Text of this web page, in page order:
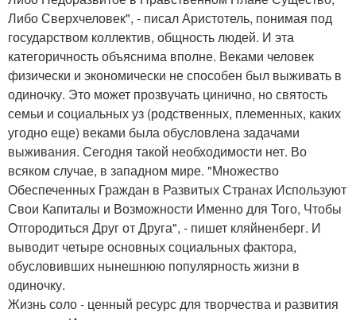
Либо Сверхчеловек", - писал Аристотель, понимая под
государством коллектив, общность людей. И эта
категоричность объяснима вполне. Веками человек
физически и экономически не способен был выживать в
одиночку. Это может прозвучать цинично, но святость
семьи и социальных уз (родственных, племенных, каких
угодно еще) веками была обусловлена задачами
выживания. Сегодня такой необходимости нет. Во
всяком случае, в западном мире. "Множество
Обеспеченных Граждан в Развитых Странах Используют
Свои Капиталы и Возможности Именно для Того, Чтобы
Отгородиться Друг от Друга", - пишет кляйненберг. И
выводит четыре основных социальных фактора,
обусловивших нынешнюю популярность жизни в
одиночку.
Жизнь соло - ценный ресурс для творчества и развития